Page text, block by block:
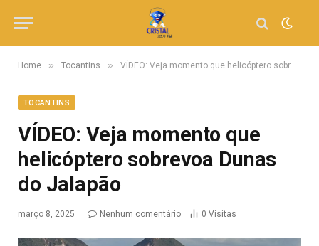
Home » Tocantins » VÍDEO: Veja momento que helicóptero sobrevoa Dunas do Jalapão
TOCANTINS
VÍDEO: Veja momento que
helicóptero sobrevoa Dunas
do Jalapão
março 8, 2025 Nenhum comentário 0 Visitas